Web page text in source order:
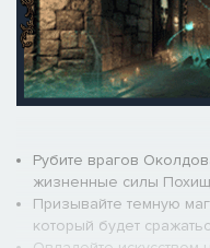
Рубите врагов
жизненные силы
Призывайте темную
который будет